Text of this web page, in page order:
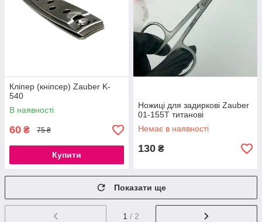
Кліпер (кніпсер) Zauber K-
540
В наявності
60 ₴ 75 ₴
Купити
Ножиці для задиркові Zauber
01-155T титанові
Немає в наявності
130 ₴
Показати ще
1 / 2